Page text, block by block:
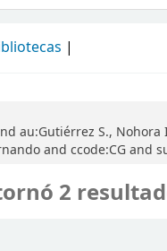
au:Gutiérrez S.,
and ccode:CG and
2